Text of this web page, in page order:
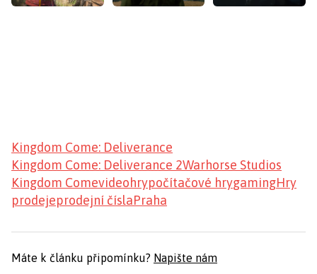
Kingdom Come: Deliverance
Kingdom Come: Deliverance 2Warhorse Studios
Kingdom Comevideohrypočítačové hrygamingHry
prodejeprodejní číslaPraha
Máte k článku připomínku? Napište nám